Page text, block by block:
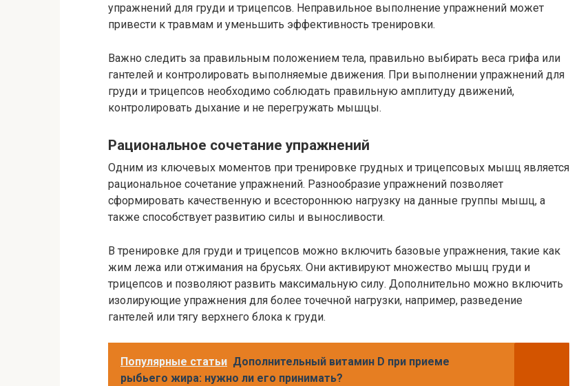
упражнений для груди и трицепсов. Неправильное выполнение упражнений может
привести к травмам и уменьшить эффективность тренировки.
Важно следить за правильным положением тела, правильно выбирать веса грифа или
гантелей и контролировать выполняемые движения. При выполнении упражнений для
груди и трицепсов необходимо соблюдать правильную амплитуду движений,
контролировать дыхание и не перегружать мышцы.
Рациональное сочетание упражнений
Одним из ключевых моментов при тренировке грудных и трицепсовых мышц является
рациональное сочетание упражнений. Разнообразие упражнений позволяет
сформировать качественную и всестороннюю нагрузку на данные группы мышц, а
также способствует развитию силы и выносливости.
В тренировке для груди и трицепсов можно включить базовые упражнения, такие как
жим лежа или отжимания на брусьях. Они активируют множество мышц груди и
трицепсов и позволяют развить максимальную силу. Дополнительно можно включить
изолирующие упражнения для более точечной нагрузки, например, разведение
гантелей или тягу верхнего блока к груди.
Популярные статьи Дополнительный витамин D при приеме
рыбьего жира: нужно ли его принимать?